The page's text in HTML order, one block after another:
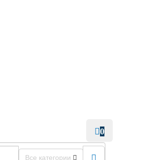
0
Все категории